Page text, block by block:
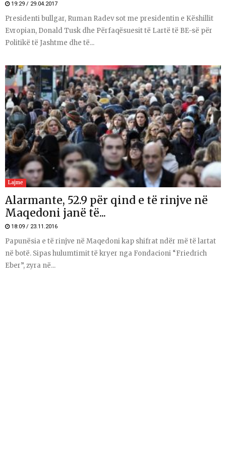
19:29 / 29.04.2017
Presidenti bullgar, Ruman Radev sot me presidentin e Këshillit
Evropian, Donald Tusk dhe Përfaqësuesit të Lartë të BE-së për
Politikë të Jashtme dhe të...
Lajme
Alarmante, 52.9 për qind e të rinjve në
Maqedoni janë të...
18:09 / 23.11.2016
Papunësia e të rinjve në Maqedoni kap shifrat ndër më të lartat
në botë. Sipas hulumtimit të kryer nga Fondacioni “Friedrich
Eber”, zyra në...